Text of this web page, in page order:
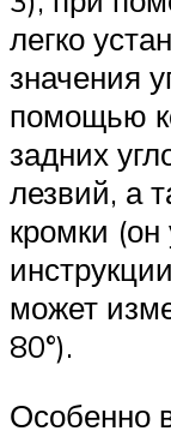
легко
значения
помощью
задних
лезвий, а
кромки (он
может
80°).
Особенно